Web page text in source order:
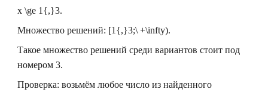
x \ge 1{,}3.
Множество решений: [1{,}3;\ +\infty).
Такое множество решений среди вариантов стоит под
номером 3.
Проверка: возьмём любое число из найденного